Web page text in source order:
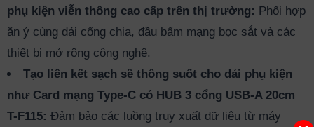
phụ kiện viễn thông cao cấp trên thị trường: Phối hợp
ăn ý cùng dải cổng chia, đầu bấm mạng bọc sắt và các
thiết bị mở rộng công nghệ.
Tạo liên kết sạch sẽ thông suốt cho dải phụ kiện
như Card mạng Type-C có HUB 3 cổng USB-A 20cm
T-F115: Đảm bảo các luồng truy xuất dữ liệu từ máy